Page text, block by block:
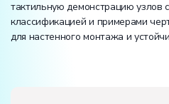
тактильную демонстрацию узлов
классификацией и примерами
для настенного монтажа и